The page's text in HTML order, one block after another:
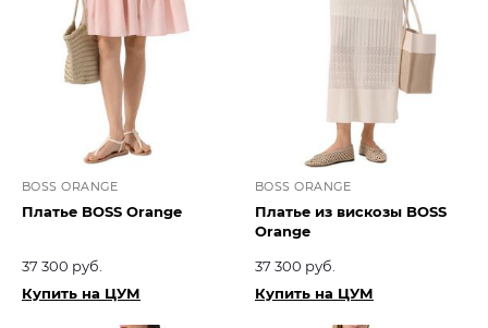
BOSS ORANGE
Платье BOSS Orange
37 300 руб.
Купить на ЦУМ
BOSS ORANGE
Платье из вискозы BOSS
Orange
37 300 руб.
Купить на ЦУМ